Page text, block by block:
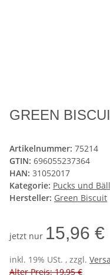
GREEN
Artikelnummer: 75214
GTIN: 696055237364
HAN: 31052017
Kategorie: Pucks und
Hersteller: Green Biscuit
jetzt nur 15,96 €
inkl. 19% USt. , zzgl.
Alter Preis: 19,95 €